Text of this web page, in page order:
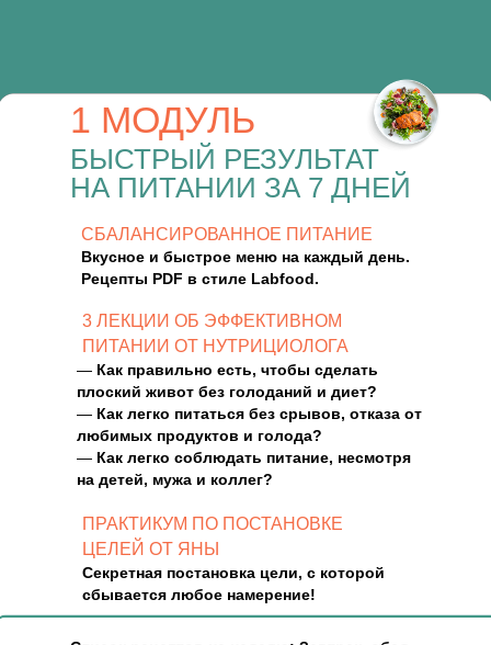
1 МОДУЛЬ
БЫСТРЫЙ РЕЗУЛЬТАТ
НА ПИТАНИИ ЗА 7 ДНЕЙ
— Как правильно есть, чтобы сделать
плоский живот без голоданий и диет?
— Как легко питаться без срывов, отказа от
любимых продуктов и голода?
— Как легко соблюдать питание, несмотря
на детей, мужа и коллег?
СБАЛАНСИРОВАННОЕ ПИТАНИЕ
Вкусное и быстрое меню на каждый день.
Рецепты PDF в стиле Labfood.
3 ЛЕКЦИИ ОБ ЭФФЕКТИВНОМ
ПИТАНИИ ОТ НУТРИЦИОЛОГА
ПРАКТИКУМ ПО ПОСТАНОВКЕ
ЦЕЛЕЙ ОТ ЯНЫ
Секретная постановка цели, с которой
сбывается любое намерение!